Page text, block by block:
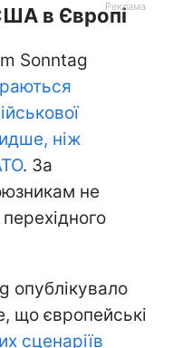
в Європі
Sonntag
ніж
. За
не
опублікувало
що європейські
сценаріїв